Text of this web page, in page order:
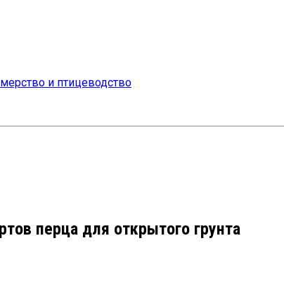
перца для открытого грунта